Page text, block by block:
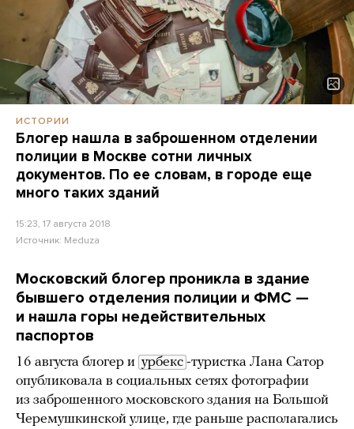
ИСТОРИИ
Блогер нашла в заброшенном отделении
полиции в Москве сотни личных
документов. По ее словам, в городе еще
много таких зданий
15:23, 17 августа 2018
Источник: Meduza
Московский блогер проникла в здание
бывшего отделения полиции и ФМС —
и нашла горы недействительных
паспортов
16 августа блогер и урбекс -туристка Лана Сатор
опубликовала в социальных сетях фотографии
из заброшенного московского здания на Большой
Черемушкинской улице, где раньше располагались